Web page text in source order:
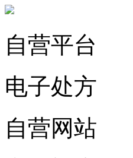
自营平台
电子处方
自营网站